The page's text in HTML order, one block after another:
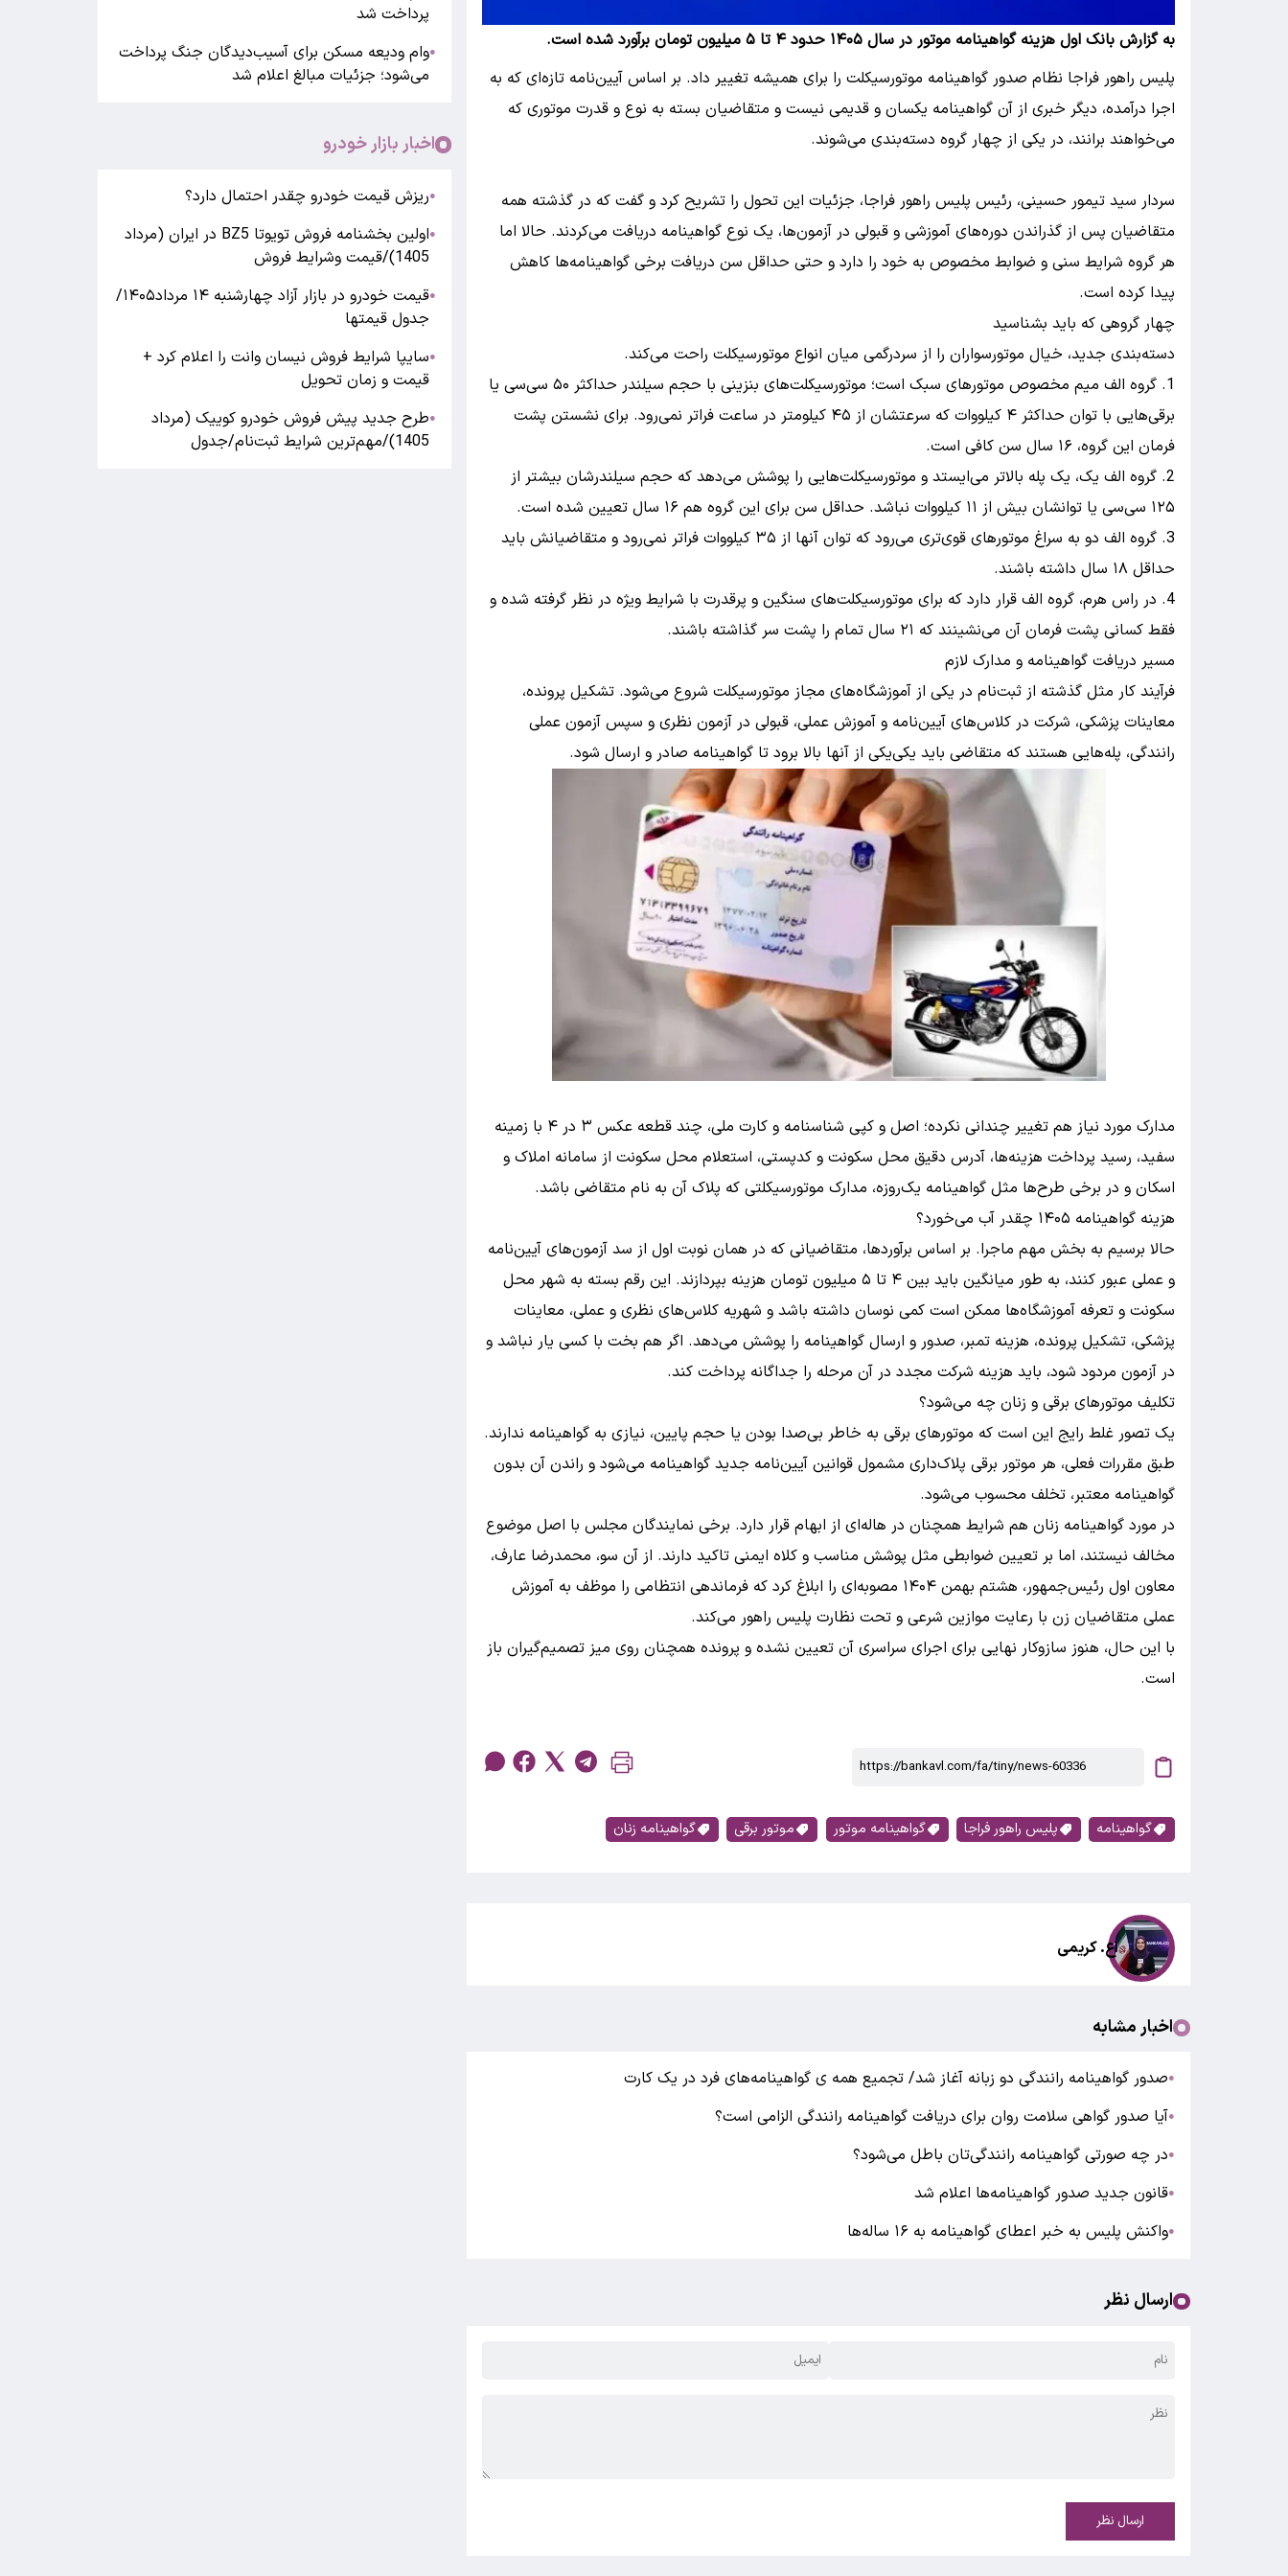
به گزارش بانک اول هزینه گواهینامه موتور در سال ۱۴۰۵ حدود ۴ تا ۵ میلیون تومان برآورد شده است.
پلیس راهور فراجا نظام صدور گواهینامه موتورسیکلت را برای همیشه تغییر داد. بر اساس آیین‌نامه تازه‌ای که به
اجرا درآمده، دیگر خبری از آن گواهینامه یکسان و قدیمی نیست و متقاضیان بسته به نوع و قدرت موتوری که
می‌خواهند برانند، در یکی از چهار گروه دسته‌بندی می‌شوند.
سردار سید تیمور حسینی، رئیس پلیس راهور فراجا، جزئیات این تحول را تشریح کرد و گفت که در گذشته همه
متقاضیان پس از گذراندن دوره‌های آموزشی و قبولی در آزمون‌ها، یک نوع گواهینامه دریافت می‌کردند. حالا اما
هر گروه شرایط سنی و ضوابط مخصوص به خود را دارد و حتی حداقل سن دریافت برخی گواهینامه‌ها کاهش
پیدا کرده است.
چهار گروهی که باید بشناسید
دسته‌بندی جدید، خیال موتورسواران را از سردرگمی میان انواع موتورسیکلت راحت می‌کند.
گروه الف میم مخصوص موتورهای سبک است؛ موتورسیکلت‌های بنزینی با حجم سیلندر حداکثر ۵۰ سی‌سی یا
برقی‌هایی با توان حداکثر ۴ کیلووات که سرعتشان از ۴۵ کیلومتر در ساعت فراتر نمی‌رود. برای نشستن پشت
فرمان این گروه، ۱۶ سال سن کافی است.
گروه الف یک، یک پله بالاتر می‌ایستد و موتورسیکلت‌هایی را پوشش می‌دهد که حجم سیلندرشان بیشتر از
۱۲۵ سی‌سی یا توانشان بیش از ۱۱ کیلووات نباشد. حداقل سن برای این گروه هم ۱۶ سال تعیین شده است.
گروه الف دو به سراغ موتورهای قوی‌تری می‌رود که توان آنها از ۳۵ کیلووات فراتر نمی‌رود و متقاضیانش باید
حداقل ۱۸ سال داشته باشند.
در راس هرم، گروه الف قرار دارد که برای موتورسیکلت‌های سنگین و پرقدرت با شرایط ویژه در نظر گرفته شده و
فقط کسانی پشت فرمان آن می‌نشینند که ۲۱ سال تمام را پشت سر گذاشته باشند.
مسیر دریافت گواهینامه و مدارک لازم
فرآیند کار مثل گذشته از ثبت‌نام در یکی از آموزشگاه‌های مجاز موتورسیکلت شروع می‌شود. تشکیل پرونده،
معاینات پزشکی، شرکت در کلاس‌های آیین‌نامه و آموزش عملی، قبولی در آزمون نظری و سپس آزمون عملی
رانندگی، پله‌هایی هستند که متقاضی باید یکی‌یکی از آنها بالا برود تا گواهینامه صادر و ارسال شود.
مدارک مورد نیاز هم تغییر چندانی نکرده؛ اصل و کپی شناسنامه و کارت ملی، چند قطعه عکس ۳ در ۴ با زمینه
سفید، رسید پرداخت هزینه‌ها، آدرس دقیق محل سکونت و کدپستی، استعلام محل سکونت از سامانه املاک و
اسکان و در برخی طرح‌ها مثل گواهینامه یک‌روزه، مدارک موتورسیکلتی که پلاک آن به نام متقاضی باشد.
هزینه گواهینامه ۱۴۰۵ چقدر آب می‌خورد؟
حالا برسیم به بخش مهم ماجرا. بر اساس برآوردها، متقاضیانی که در همان نوبت اول از سد آزمون‌های آیین‌نامه
و عملی عبور کنند، به طور میانگین باید بین ۴ تا ۵ میلیون تومان هزینه بپردازند. این رقم بسته به شهر محل
سکونت و تعرفه آموزشگاه‌ها ممکن است کمی نوسان داشته باشد و شهریه کلاس‌های نظری و عملی، معاینات
پزشکی، تشکیل پرونده، هزینه تمبر، صدور و ارسال گواهینامه را پوشش می‌دهد. اگر هم بخت با کسی یار نباشد و
در آزمون مردود شود، باید هزینه شرکت مجدد در آن مرحله را جداگانه پرداخت کند.
تکلیف موتورهای برقی و زنان چه می‌شود؟
یک تصور غلط رایج این است که موتورهای برقی به خاطر بی‌صدا بودن یا حجم پایین، نیازی به گواهینامه ندارند.
طبق مقررات فعلی، هر موتور برقی پلاک‌داری مشمول قوانین آیین‌نامه جدید گواهینامه می‌شود و راندن آن بدون
گواهینامه معتبر، تخلف محسوب می‌شود.
در مورد گواهینامه زنان هم شرایط همچنان در هاله‌ای از ابهام قرار دارد. برخی نمایندگان مجلس با اصل موضوع
مخالف نیستند، اما بر تعیین ضوابطی مثل پوشش مناسب و کلاه ایمنی تاکید دارند. از آن سو، محمدرضا عارف،
معاون اول رئیس‌جمهور، هشتم بهمن ۱۴۰۴ مصوبه‌ای را ابلاغ کرد که فرماندهی انتظامی را موظف به آموزش
عملی متقاضیان زن با رعایت موازین شرعی و تحت نظارت پلیس راهور می‌کند.
با این حال، هنوز سازوکار نهایی برای اجرای سراسری آن تعیین نشده و پرونده همچنان روی میز تصمیم‌گیران باز
است.
گواهینامه پلیس راهور فراجا گواهینامه موتور موتور برقی گواهینامه زنان
اع. کریمی
اخبار مشابه
●صدور گواهینامه‌ رانندگی دو زبانه آغاز شد/ تجمیع همه ی گواهینامه‌های فرد در یک کارت
●آیا صدور گواهی سلامت روان برای دریافت گواهینامه رانندگی الزامی است؟
●در چه صورتی گواهینامه‌ رانندگی‌تان باطل می‌شود؟
●قانون جدید صدور گواهینامه‌ها اعلام شد
●واکنش پلیس به خبر اعطای گواهینامه به ۱۶ ساله‌ها
ارسال نظر
ارسال نظر
پرداخت شد
●وام ودیعه مسکن برای آسیب‌دیدگان جنگ پرداخت
می‌شود؛ جزئیات مبالغ اعلام شد
اخبار بازار خودرو
●ریزش قیمت خودرو چقدر احتمال دارد؟
●
اولین بخشنامه فروش تویوتا BZ5 در ایران (مرداد
1405)/قیمت وشرایط فروش
●
قیمت خودرو در بازار آزاد چهارشنبه ۱۴ مرداد۱۴۰۵/
جدول قیمتها
●سایپا شرایط فروش نیسان وانت را اعلام کرد +
قیمت و زمان تحویل
●طرح جدید پیش فروش خودرو کوییک (مرداد
1405)/مهم‌ترین شرایط ثبت‌نام/جدول